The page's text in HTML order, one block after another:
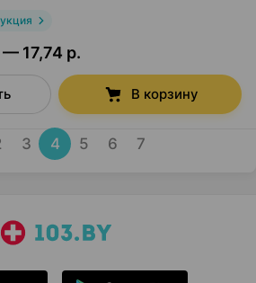
— 17,74 р.
В корзину
3 4 5 6 7